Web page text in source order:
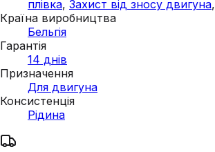
плівка, Захист від зносу двигуна,
Країна виробництва
Бельгія
Гарантія
14 днів
Призначення
Для двигуна
Консистенція
Рідина